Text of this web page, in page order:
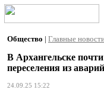
Общество | Главные
В Архангельске
переселения из
24.09.25 15:22